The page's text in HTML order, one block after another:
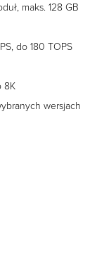
maks. 128 GB
do 180 TOPS
8K
wersjach